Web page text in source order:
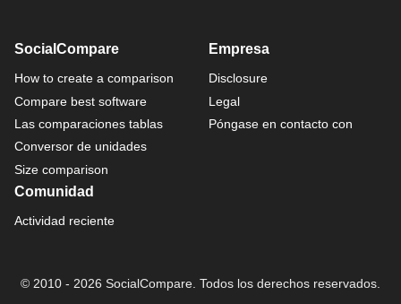
SocialCompare
How to create a comparison
Compare best software
Las comparaciones tablas
Conversor de unidades
Size comparison
Empresa
Disclosure
Legal
Póngase en contacto con
Comunidad
Actividad reciente
© 2010 - 2026 SocialCompare. Todos los derechos reservados.